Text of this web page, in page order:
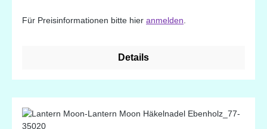
Häkelnadeln bestehen aus einer glatten,
Für Preisinformationen bitte hier anmelden
Details